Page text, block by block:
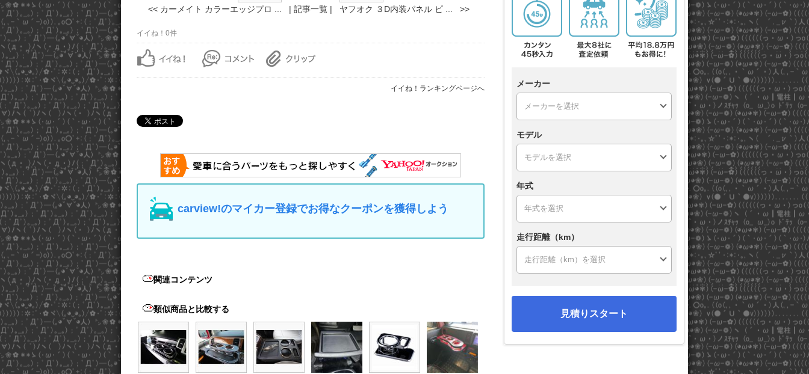
<< カーメイト カラーエッジプロ ... | 記事一覧 | ヤフオク ３D内装パネル ピ ... >>
イイね！0件
イイね！ランキングページへ
carview!のマイカー登録でお得なクーポンを獲得しよう
関連コンテンツ
類似商品と比較する
メーカー
モデル
年式
走行距離（km）
見積りスタート